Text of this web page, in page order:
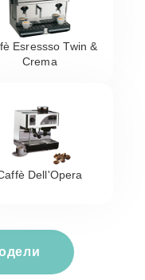
Esressso Twin &
Crema
Dell'Opera